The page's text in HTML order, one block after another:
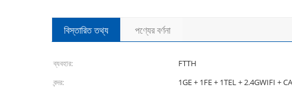
বিস্তারিত তথ্য পণ্যের বর্ণনা
ব্যবহার: FTTH
বন্দর:
1GE + 1FE + 1TEL + 2.4GWIFI +